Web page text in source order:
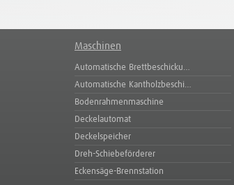
Maschinen
Automatische Brettbeschicku…
Automatische Kantholzbeschi…
Bodenrahmenmaschine
Deckelautomat
Deckelspeicher
Dreh-Schiebeförderer
Eckensäge-Brennstation